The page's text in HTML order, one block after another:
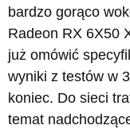
bardzo gorąco
Radeon RX 6X50
już omówić
wyniki z testów w
koniec. Do sieci
temat